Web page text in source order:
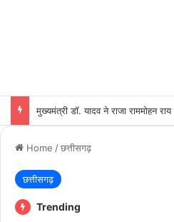
मुख्यमंत्री डॉ. यादव ने राजा राममोहन
Home /छत्तीसगढ़
छत्तीसगढ़
Trending